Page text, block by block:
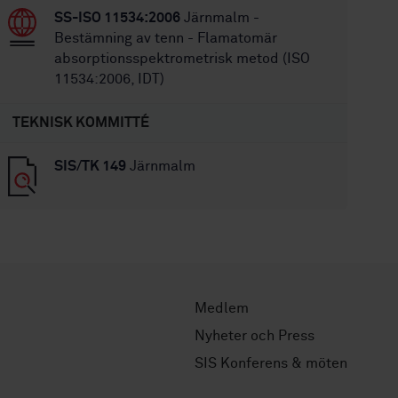
SS-ISO 11534:2006 Järnmalm -
Bestämning av tenn - Flamatomär
absorptionsspektrometrisk metod (ISO
11534:2006, IDT)
TEKNISK KOMMITTÉ
SIS/TK 149 Järnmalm
Medlem
Nyheter och Press
SIS Konferens & möten